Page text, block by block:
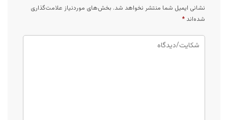
نشانی ایمیل شما منتشر نخواهد شد. بخش‌های موردنیاز علامت‌گذاری
شده‌اند *